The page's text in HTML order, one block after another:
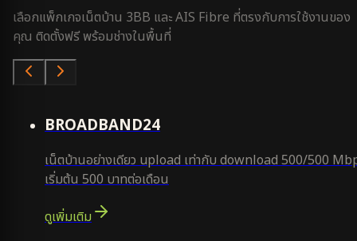
เลือกแพ็กเกจเน็ตบ้าน 3BB และ AIS Fibre ที่ตรงกับการใช้งานของ
คุณ ติดตั้งฟรี พร้อมช่างในพื้นที่
BROADBAND24
เน็ตบ้านอย่างเดียว upload เท่ากับ download 500/500
เริ่มต้น 500 บาทต่อเดือน
ดูเพิ่มเติม